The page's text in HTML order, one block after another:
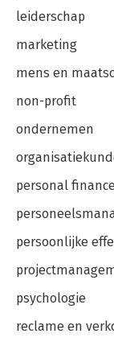
leiderschap
marketing
mens en
non-profit
ondernemen
personal
persoonlijke
psychologie
reclame en